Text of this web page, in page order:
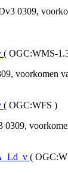
0309,
( OGC:WMS-
voorkomen
( OGC:WFS )
0309,
(